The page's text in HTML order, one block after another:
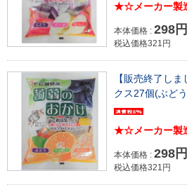
★☆メーカー製
本体価格 : 298円
税込価格321円
【販売終了し
クス27個(ぶど
★☆メーカー製
本体価格 : 298円
税込価格321円